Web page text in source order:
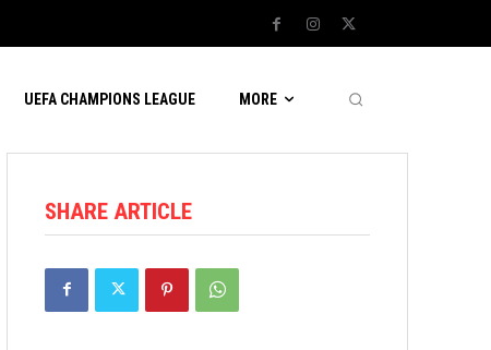
UEFA CHAMPIONS LEAGUE MORE
SHARE ARTICLE